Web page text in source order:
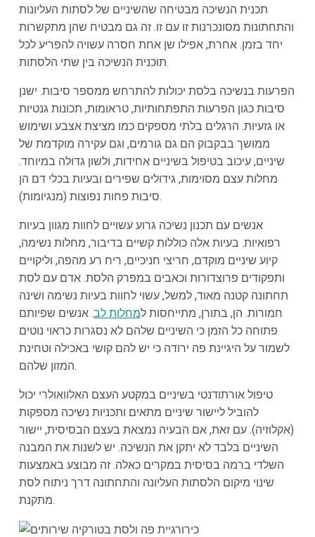
תכנית הנשיכה מבטיחה שהשיניים של לסתות העליונות
והתחתונות מסונכרנות זו עם זו. זה גם מבטיח שהן מתקשרות
יחד בזמן. אחרת, אפילו שן אחת חסרה עשויה להפריע לכל
תוכנית הנשיכה בין שתי הלסתות.
הפרעות בנשיכה בלסת יכולות להתרחש ממספר סיבות. ישנן
סיבות כגון הפרעות התפתחותיות, טראומות, תכונות גנטיות
או גזעיות. הרגלים בלתי מספקים כמו מציצת אצבע ושימוש
ממושך בבקבוק הם גם גורמים, וגם עקירה מוקדמת של
שיניים, עיכוב בטיפול בשיניים אחידות, ולשון גדולה במיוחד.
מחלות עצם מסוימות, גידולים שפירים ובעיות בכלי דם הן
סיבות פחות נפוצות (מנגיומות).
אנשים עם תכנון נשיכה גרוע עשויים לחוות מגוון בעיות
רפואיות. בעיות אלה כוללות קשיים בדיבור, מחלות נשימה,
קיוע שיניים מוקדם, חריצי חניכיים, ריח רע מהפה, וליקויים
ותפקודים פרוצדורות וכאבים במפרק הלסת. אדם עם לסת
תחתונה קטנה מאוד, למשל, עשוי לחוות בעיות נשימה ושינה
חמורות. הן, בתורן, מתייחסות למחלות לב. אנשים שפיותם
פתוחה כל הזמן כי השיניים שלהם לא נסגרות כראוי נוטים
לשמור על היגיינת פה ירודה כי יש להם קושי באכילה וטחינת
המזון שלהם.
טיפול אורתודנטי בשיניים במקטע העצם האלוואולרי יכול
להוביל ליישור שיניים מתאים ותכניות נשיכה מספקות
(אקלוזיה). עם זאת, אם הבעיה נמצאת בעצם הבסיסית, יישור
השיניים בלבד לא יתקן את הנשיכה. יש לשנות את המבנה
השלדי ברמה בסיסית במקרים כאלה. זה מבוצע באמצעות
שינוי מיקום הלסתות העליונה והתחתונה דרך ניתוח לסת
מתקנת.